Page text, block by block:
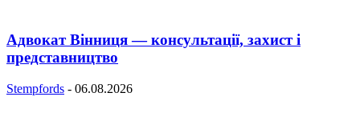
Адвокат Вінниця — консультації, захист і
представництво
Stempfords - 06.08.2026